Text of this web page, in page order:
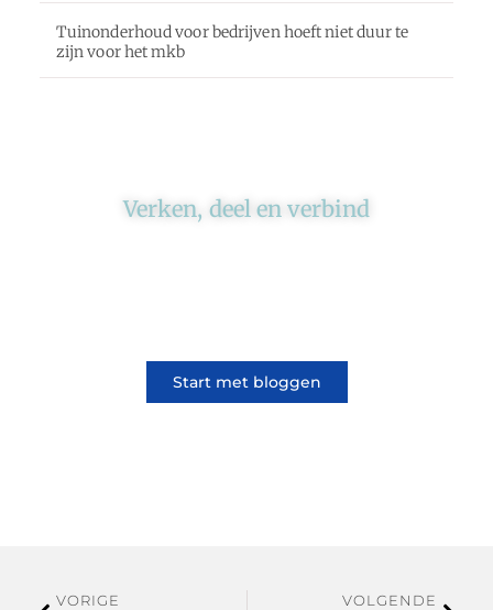
Tuinonderhoud voor bedrijven hoeft niet duur te
zijn voor het mkb
Verken, deel en verbind
Start met bloggen
VORIGE VOLGENDE